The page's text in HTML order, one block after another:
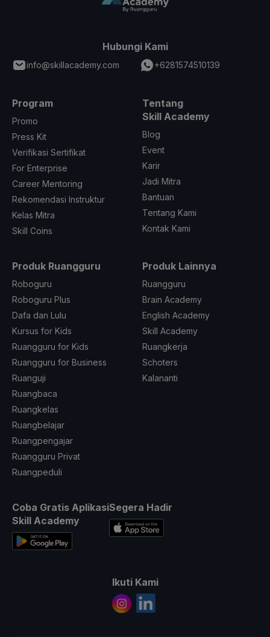
Hubungi Kami
info@skillacademy.com +6281574510139
Program
Promo
Press Kit
Verifikasi Sertifikat
For Enterprise
Career Mentoring
Rekomendasi Instruktur
Kelas Mitra
Skill Coins
Tentang
Skill Academy
Blog
Event
Karir
Jadi Mitra
Bantuan
Tentang Kami
Kontak Kami
Produk Ruangguru
Roboguru
Roboguru Plus
Dafa dan Lulu
Kursus for Kids
Ruangguru for Kids
Ruangguru for Business
Ruanguji
Ruangbaca
Ruangkelas
Ruangbelajar
Ruangpengajar
Ruangguru Privat
Ruangpeduli
Produk Lainnya
Ruangguru
Brain Academy
English Academy
Skill Academy
Ruangkerja
Schoters
Kalananti
Coba Gratis Aplikasi
Skill Academy
Segera Hadir
Ikuti Kami